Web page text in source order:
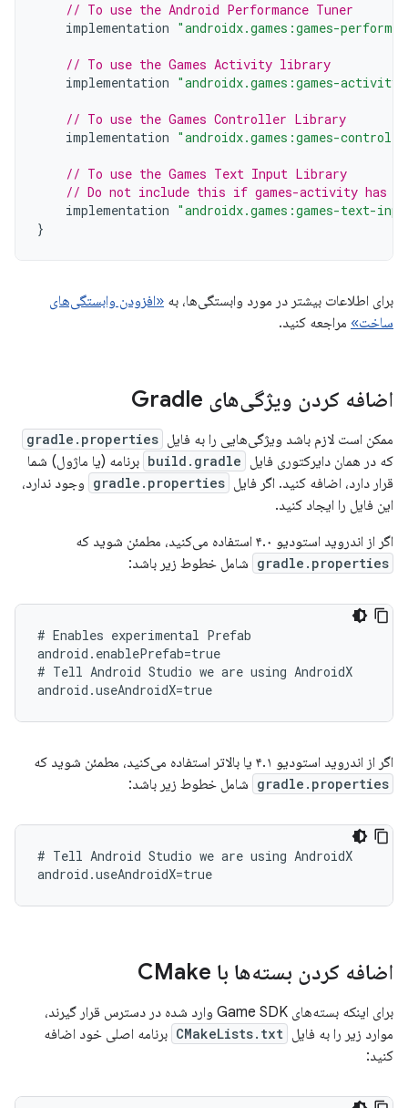
// To use the Android Performance Tuner
implementation "androidx.games:games-
// To use the Games Activity library
implementation "androidx.games:games-
// To use the Games Controller Library
implementation "androidx.games:games-
// To use the Games Text Input Library
// Do not include this if games-activity has
implementation "androidx.games:games-text-
}
برای اطلاعات بیشتر در مورد وابستگی‌ها، به «افزودن وابستگی‌های
ساخت» مراجعه کنید.
اضافه کردن ویژگی‌های Gradle
ممکن است لازم باشد ویژگی‌هایی را به فایل gradle.properties
که در همان دایرکتوری فایل build.gradle برنامه (یا ماژول) شما
قرار دارد، اضافه کنید. اگر فایل gradle.properties وجود ندارد،
این فایل را ایجاد کنید.
اگر از اندروید استودیو ۴.۰ استفاده می‌کنید، مطمئن شوید که
gradle.properties شامل خطوط زیر باشد:
# Enables experimental Prefab
android.enablePrefab=true
# Tell Android Studio we are using AndroidX
اگر از اندروید استودیو ۴.۱ یا بالاتر استفاده می‌کنید، مطمئن شوید که
gradle.properties شامل خطوط زیر باشد:
# Tell Android Studio we are using AndroidX
اضافه کردن بسته‌ها با CMake
برای اینکه بسته‌های Game SDK وارد شده در دسترس قرار گیرند،
موارد زیر را به فایل CMakeLists.txt برنامه اصلی خود اضافه
کنید: